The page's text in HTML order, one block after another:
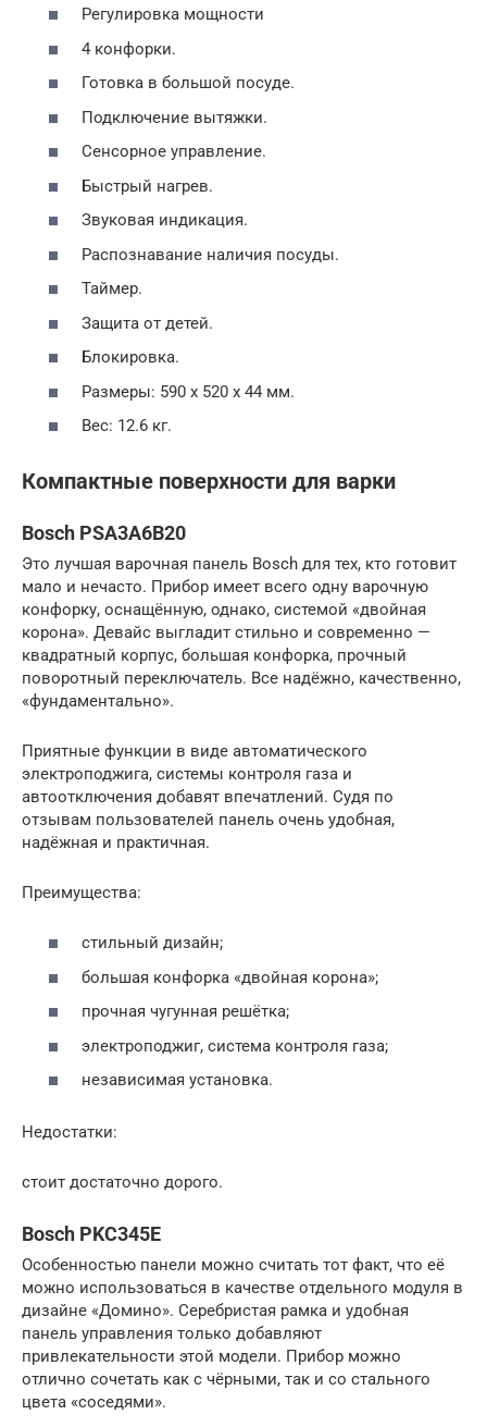
Регулировка мощности
4 конфорки.
Готовка в большой посуде.
Подключение вытяжки.
Сенсорное управление.
Быстрый нагрев.
Звуковая индикация.
Распознавание наличия посуды.
Таймер.
Защита от детей.
Блокировка.
Размеры: 590 х 520 х 44 мм.
Вес: 12.6 кг.
Компактные поверхности для варки
Bosch PSA3A6B20
Это лучшая варочная панель Bosch для тех, кто готовит
мало и нечасто. Прибор имеет всего одну варочную
конфорку, оснащённую, однако, системой «двойная
корона». Девайс выгладит стильно и современно —
квадратный корпус, большая конфорка, прочный
поворотный переключатель. Все надёжно, качественно,
«фундаментально».
Приятные функции в виде автоматического
электроподжига, системы контроля газа и
автоотключения добавят впечатлений. Судя по
отзывам пользователей панель очень удобная,
надёжная и практичная.
Преимущества:
стильный дизайн;
большая конфорка «двойная корона»;
прочная чугунная решётка;
электроподжиг, система контроля газа;
независимая установка.
Недостатки:
стоит достаточно дорого.
Bosch PKC345E
Особенностью панели можно считать тот факт, что её
можно использоваться в качестве отдельного модуля в
дизайне «Домино». Серебристая рамка и удобная
панель управления только добавляют
привлекательности этой модели. Прибор можно
отлично сочетать как с чёрными, так и со стального
цвета «соседями».